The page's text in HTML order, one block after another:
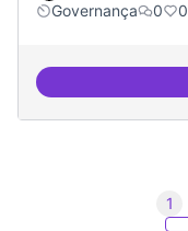
Governança
0 0
1